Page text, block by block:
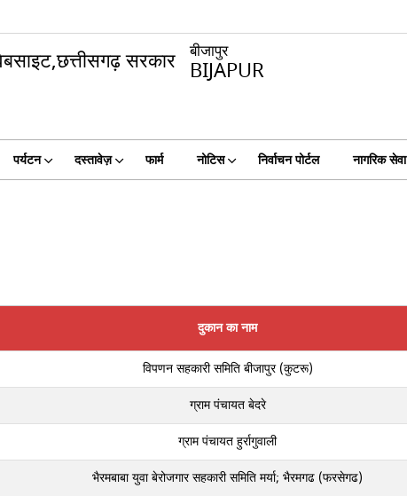
बीजापुर
BIJAPUR
पर्यटन दस्तावेज़ फार्म नोटिस निर्वाचन पोर्टल नागरिक सेवा
दुकान का नाम
विपणन सहकारी समिति बीजापुर (कुटरू)
ग्राम पंचायत बेदरे
ग्राम पंचायत हुर्रागुवाली
भैरमबाबा युवा बेरोजगार सहकारी समिति मर्या; भैरमगढ (फरसेगढ)